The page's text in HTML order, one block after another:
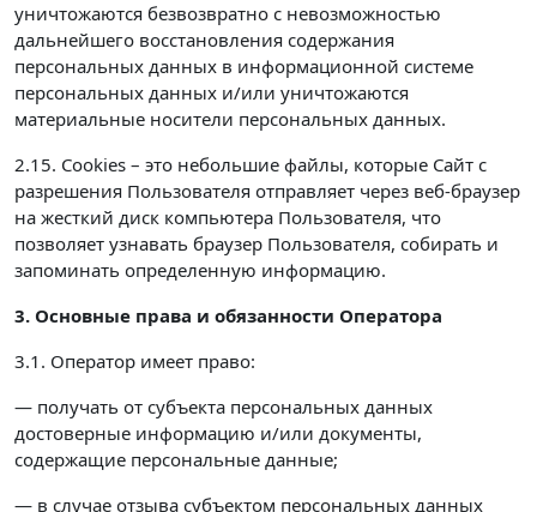
уничтожаются безвозвратно с невозможностью
дальнейшего восстановления содержания
персональных данных в информационной системе
персональных данных и/или уничтожаются
материальные носители персональных данных.
2.15. Cookies – это небольшие файлы, которые Сайт с
разрешения Пользователя отправляет через веб-браузер
на жесткий диск компьютера Пользователя, что
позволяет узнавать браузер Пользователя, собирать и
запоминать определенную информацию.
3. Основные права и обязанности Оператора
3.1. Оператор имеет право:
— получать от субъекта персональных данных
достоверные информацию и/или документы,
содержащие персональные данные;
— в случае отзыва субъектом персональных данных